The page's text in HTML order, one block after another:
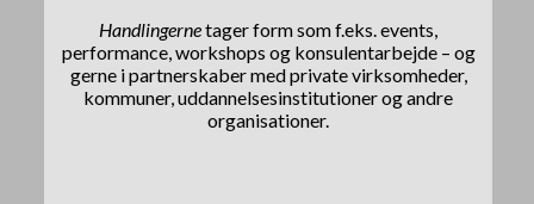
Handlingernetager form som f.eks. events,
performance, workshops og konsulentarbejde – og
gerne i partnerskaber med private virksomheder,
kommuner, uddannelsesinstitutioner og andre
organisationer.